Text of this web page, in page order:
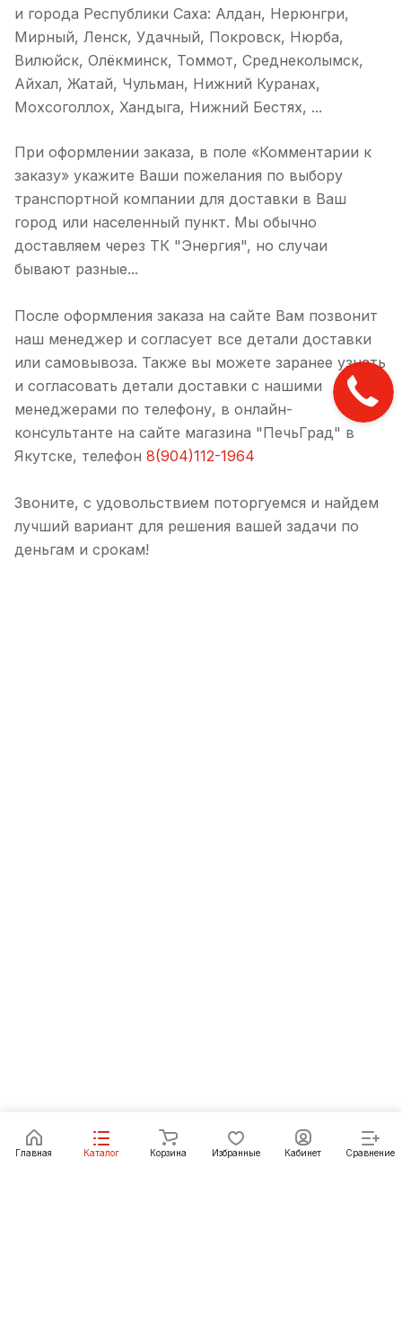
и города Республики Саха: Алдан, Нерюнгри,
Мирный, Ленск, Удачный, Покровск, Нюрба,
Вилюйск, Олёкминск, Томмот, Среднеколымск,
Айхал, Жатай, Чульман, Нижний Куранах,
Мохсоголлох, Хандыга, Нижний Бестях, ...
При оформлении заказа, в поле «Комментарии к
заказу» укажите Ваши пожелания по выбору
транспортной компании для доставки в Ваш
город или населенный пункт. Мы обычно
доставляем через ТК "Энергия", но случаи
бывают разные...
После оформления заказа на сайте Вам позвонит
наш менеджер и согласует все детали доставки
или самовывоза. Также вы можете заранее узнать
и согласовать детали доставки с нашими
менеджерами по телефону, в онлайн-
консультанте на сайте магазина "ПечьГрад" в
Якутске, телефон 8(904)112-1964
Звоните, с удовольствием поторгуемся и найдем
лучший вариант для решения вашей задачи по
деньгам и срокам!
Главная Каталог Корзина Избранные Кабинет Сравнение